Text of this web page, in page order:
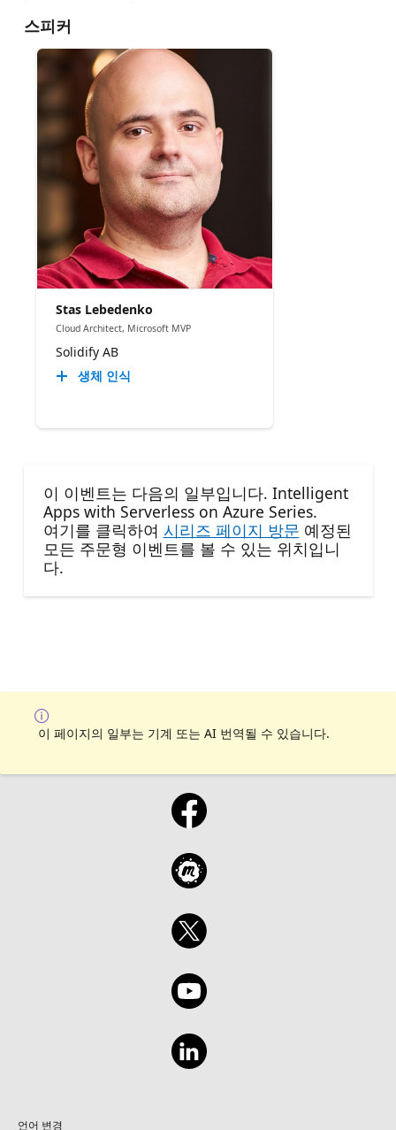
스피커
Stas Lebedenko
Cloud Architect, Microsoft MVP
Solidify AB
생체 인식
이 이벤트는 다음의 일부입니다. Intelligent
Apps with Serverless on Azure Series.
여기를 클릭하여 시리즈 페이지 방문 예정된
모든 주문형 이벤트를 볼 수 있는 위치입니
다.
이 페이지의 일부는 기계 또는 AI 번역될 수 있습니다.
언어 변경